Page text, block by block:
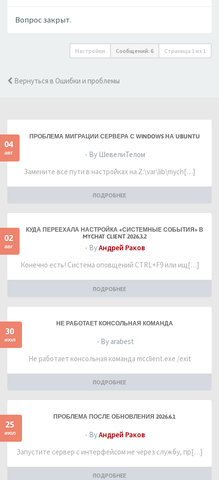
Вопрос закрыт.
Настройки Сообщений: 6 Страница 1 из 1
Вернуться в Ошибки и проблемы
04
авг
ПРОБЛЕМА МИГРАЦИИ СЕРВЕРА С WINDOWS НА UBUNTU
- By ШевелиТелом
Замените все пути в настройках на Z:\var\lib\mych[…]
ПОДРОБНЕЕ
02
авг
КУДА ПЕРЕЕХАЛА НАСТРОЙКА «СИСТЕМНЫЕ СОБЫТИЯ» В
MYCHAT CLIENT 2026.3.2
- ByАндрей Раков
Конечно есть! Система оповщений CTRL+F9 или ищ[…]
ПОДРОБНЕЕ
30
июл
НЕ РАБОТАЕТ КОНСОЛЬНАЯ КОМАНДА
- By arabest
Не работает консольная команда mcclient.exe /exit
ПОДРОБНЕЕ
25
июл
ПРОБЛЕМА ПОСЛЕ ОБНОВЛЕНИЯ 2026.6.1
- ByАндрей Раков
Запустите сервер с интерфейсом не через службу, пр[…]
ПОДРОБНЕЕ